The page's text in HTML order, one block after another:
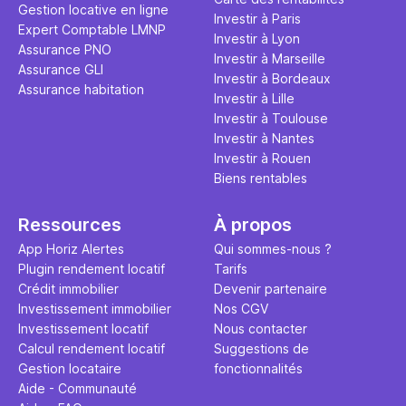
Gestion locative en ligne
Expert Comptable LMNP
Assurance PNO
Assurance GLI
Assurance habitation
Investir à Paris
Investir à Lyon
Investir à Marseille
Investir à Bordeaux
Investir à Lille
Investir à Toulouse
Investir à Nantes
Investir à Rouen
Biens rentables
Ressources
App Horiz Alertes
Plugin rendement locatif
Crédit immobilier
Investissement immobilier
Investissement locatif
Calcul rendement locatif
Gestion locataire
Aide - Communauté
À propos
Qui sommes-nous ?
Tarifs
Devenir partenaire
Nos CGV
Nous contacter
Suggestions de
fonctionnalités